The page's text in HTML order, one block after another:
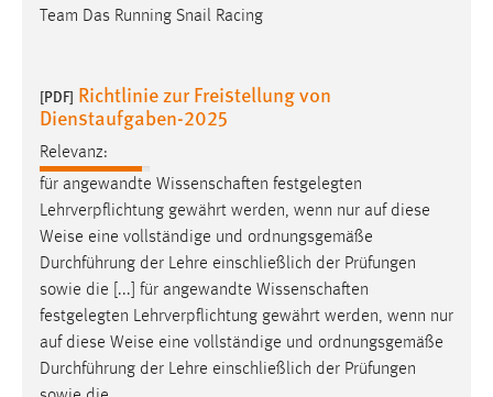
Team Das Running Snail Racing
[PDF] Richtlinie zur Freistellung von
Dienstaufgaben-2025
Relevanz:
für angewandte Wissenschaften festgelegten
Lehrverpflichtung gewährt werden, wenn nur auf diese
Weise eine vollständige und ordnungsgemäße
Durchführung der Lehre einschließlich der Prüfungen
sowie die [...] für angewandte Wissenschaften
festgelegten Lehrverpflichtung gewährt werden, wenn nur
auf diese Weise eine vollständige und ordnungsgemäße
Durchführung der Lehre einschließlich der Prüfungen
Zweck:
Cookie Laufzeit:
30 Tage
Chat
Name:
MibewSessionID, MIBEW_UserID, mibew_locale, mibew-
chat-frame-style-5e9dbeb1811c0446
Zweck:
Wird benötigt um die Chatfunktion nutzen zu können.
Cookie Laufzeit: